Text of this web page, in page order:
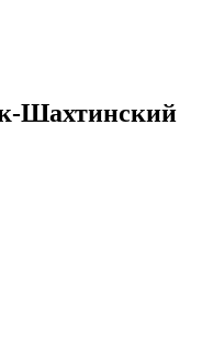
Шахтинский